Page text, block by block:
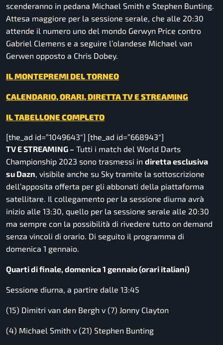
scenderanno in pedana Michael Smith e Stephen Bunting.
Attesa maggiore per la sessione serale, che alle 20:30
attende il numero uno del mondo Gerwyn Price contro
Gabriel Clemens e a seguire l’olandese Michael van
Gerwen opposto a Chris Dobey.
IL MONTEPREMI DEL TORNEO
CALENDARIO, ORARI, DIRETTA TV E STREAMING
IL TABELLONE COMPLETO
[the_ad id=”1049643″] [the_ad id=”668943″]
TV E STREAMING – Tutti i match del World Darts
Championship 2023 sono trasmessi in diretta esclusiva
su Dazn , visibile anche su Sky tramite la sottoscrizione
dell’apposita offerta per gli abbonati della piattaforma
satellitare. Il collegamento per la sessione diurna avrà
inizio alle 13:30, quello per la sessione serale alle 20:30
ma sempre con la possibilità di rivedere tutto on demand
senza vincoli di orario. Di seguito il programma di
domenica 1 gennaio.
Quarti di finale, domenica 1 gennaio (orari italiani)
Sessione diurna, a partire dalle 13:45
(15) Dimitri van den Bergh v (7) Jonny Clayton
(4) Michael Smith v (21) Stephen Bunting